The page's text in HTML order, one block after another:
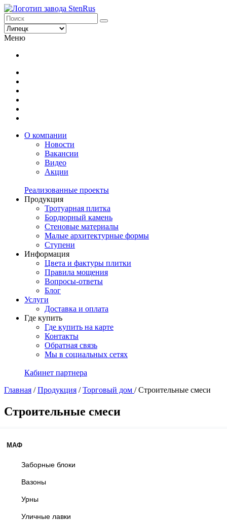
Меню
О компании
Новости
Вакансии
Видео
Акции
Реализованные проекты
Продукция
Тротуарная плитка
Бордюрный камень
Стеновые материалы
Малые архитектурные формы
Ступени
Информация
Цвета и фактуры плитки
Правила мощения
Вопросы-ответы
Блог
Услуги
Доставка и оплата
Где купить
Где купить на карте
Контакты
Обратная связь
Мы в социальных сетях
Кабинет партнера
Главная /Продукция /Торговый дом /Строительные смеси
Строительные смеси
МАФ
Заборные блоки
Вазоны
Урны
Уличные лавки